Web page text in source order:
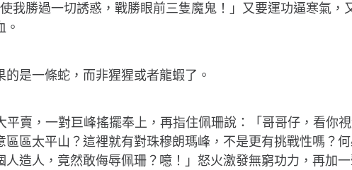
我勝過一切誘惑，戰勝眼前三隻魔鬼！」又要運功逼寒氣
是一條蛇，而非猩猩或者龍蝦了。
賣，一對巨峰搖擺奉上，再指住佩珊說：「哥哥仔，看你
區太平山？這裡就有對珠穆朗瑪峰，不是更有挑戰性嗎？
造人，竟然敢侮辱佩珊？噫！」怒火激發無窮功力，再加一